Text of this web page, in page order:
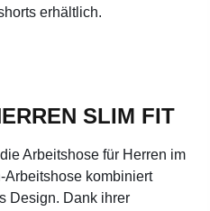
erhältlich.
SLIM FIT
Arbeitshose für Herren im
Arbeitshose kombiniert
Design. Dank ihrer